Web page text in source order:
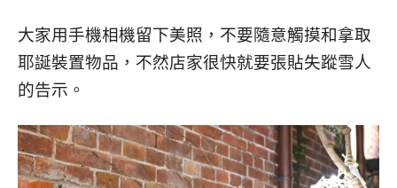
大家用手機相機留下美照，不要隨意觸摸和拿取
耶誕裝置物品，不然店家很快就要張貼失蹤雪人
的告示。